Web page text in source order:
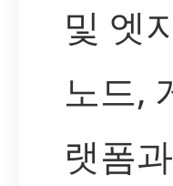
및 엣
노드,
랫폼